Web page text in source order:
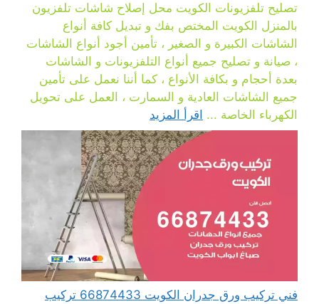
تصليح تلفزيونات الكويت محل إصلاح شاشات تلفزيون
بالمنزل الكويت المختص بفك و تبديل كافة أنواع
الشاشات الكبيرة و الصغير ، تأمين أجود أنواع الشاشات
، صيانة و تصليح جميع أنواع التلفزيونات و الشاشات
بعدة أحجام و بكافة الأنواع ، كما أننا نعمل على تأمين
جميع الشاشات العادية و السمارت ، العمل على تحويل
الكهرباء الخاصة ... اقرأ المزيد
فني تركيب ورق جدران الكويت 66874433 تركيب